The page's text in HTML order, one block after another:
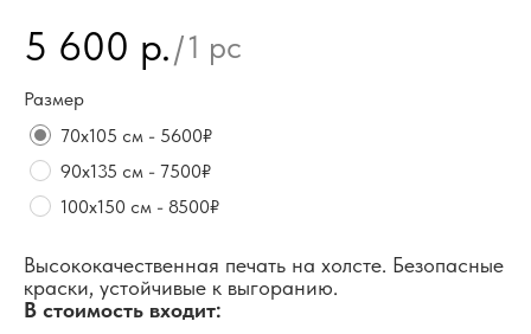
5 600 р./1 pc
Размер
70х105 см - 5600₽
90х135 см - 7500₽
100х150 см - 8500₽
Высококачественная печать на холсте. Безопасные
краски, устойчивые к выгоранию.
В стоимость входит: